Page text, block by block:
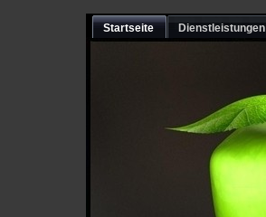
Startseite Dienstleistungen